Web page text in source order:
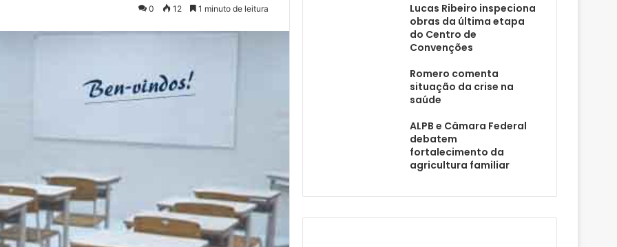
0 12 1 minuto de leitura
Lucas Ribeiro inspeciona
obras da última etapa
do Centro de
Convenções
Romero comenta
situação da crise na
saúde
ALPB e Câmara Federal
debatem
fortalecimento da
agricultura familiar